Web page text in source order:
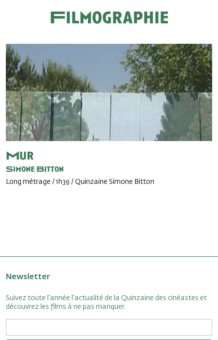
Filmographie
Mur
Simone Bitton
Long métrage / 1h39 / Quinzaine Simone Bitton
Newsletter
Suivez toute l'année l'actualité de la Quinzaine des cinéastes et
découvrez les films à ne pas manquer.